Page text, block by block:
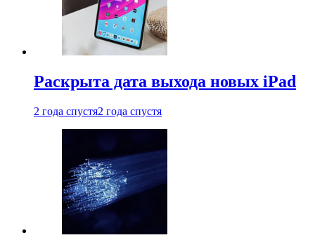
Раскрыта дата выхода новых iPad
2 года спустя2 года спустя